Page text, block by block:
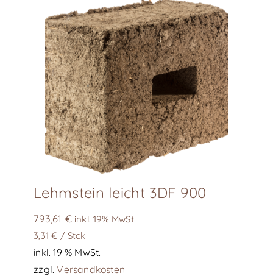
Lehmstein leicht 3DF 900
793,61 € inkl. 19% MwSt
3,31€ / Stck
inkl. 19 % MwSt.
zzgl.Versandkosten